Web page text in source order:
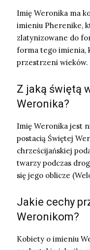
Imię Weronika ma
imieniu Pherenike,
zlatynizowane do
forma tego imienia,
przestrzeni wieków.
Z jaką świętą
Weronika?
Imię Weronika jest
postacią Świętej
chrześcijańskiej
twarzy podczas
się jego oblicze
Jakie cechy
Weronikom?
Kobiety o imieniu